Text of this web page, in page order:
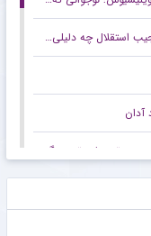
آدان
تمرینات تیم بزرگسالان